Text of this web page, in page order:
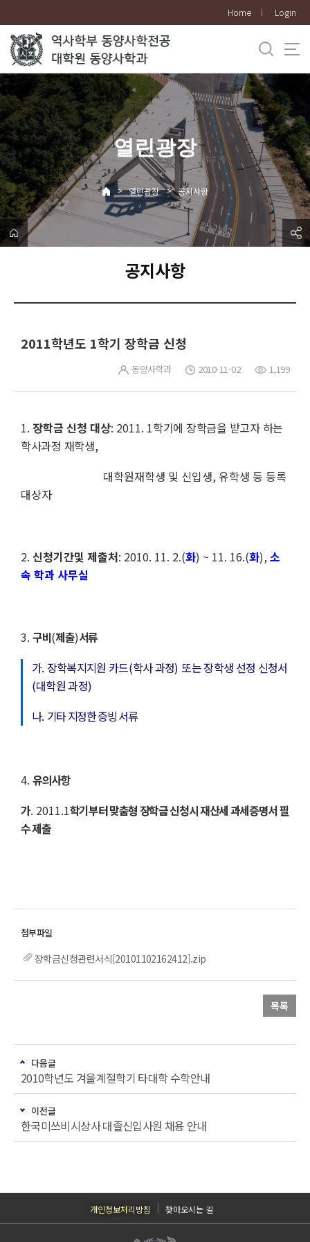
로
메
뉴
Home Login
열린광장
> 열린광장 > 공지사항
공지사항
2011학년도 1학기 장학금 신청
동양사학과 2010-11-02 1,199
1. 장학금 신청 대상: 2011. 1학기에 장학금을 받고자 하는
학사과정 재학생,
대학원재학생 및 신입생,유학생 등 등록
대상자
2. 신청기간및 제출처: 2010. 11. 2.(화) ~ 11. 16.(화),소
속 학과 사무실
3. 구비(제출)서류
가. 장학복지지원 카드(학사 과정) 또는 장학생 선정 신청서
(대학원 과정)
나. 기타 지정한 증빙 서류
4. 유의사항
가. 2011.1학기부터 맞춤형 장학금 신청시 재산세 과세증명서 필
수 제출
장학금신청관련서식[20101102162412].zip
목록
다음글
2010학년도 겨울계절학기 타대학 수학안내
이전글
한국미쓰비시상사 대졸신입사원 채용 안내
개인정보처리방침 찾아오시는 길